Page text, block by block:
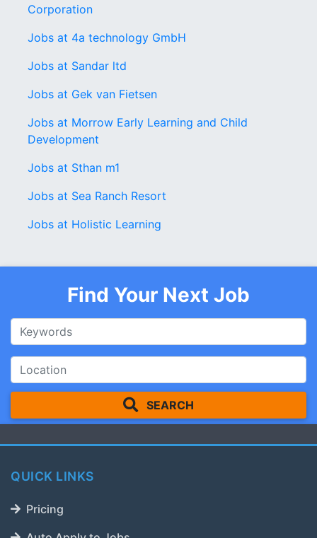
Corporation
Jobs at 4a technology GmbH
Jobs at Sandar ltd
Jobs at Gek van Fietsen
Jobs at Morrow Early Learning and Child
Development
Jobs at Sthan m1
Jobs at Sea Ranch Resort
Jobs at Holistic Learning
Find Your Next Job
SEARCH
QUICK LINKS
Pricing